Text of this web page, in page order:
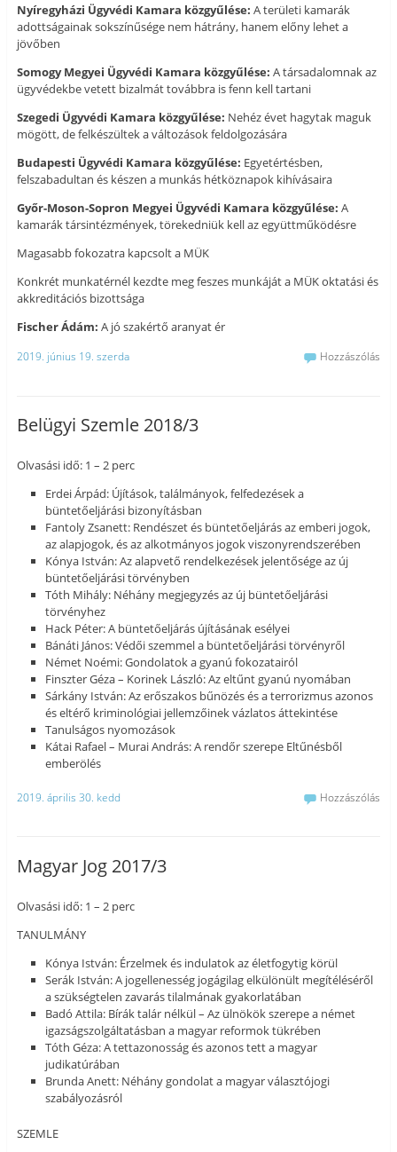
Nyíregyházi Ügyvédi Kamara közgyűlése: A területi kamarák
adottságainak sokszínűsége nem hátrány, hanem előny lehet a
jövőben
Somogy Megyei Ügyvédi Kamara közgyűlése: A társadalomnak az
ügyvédekbe vetett bizalmát továbbra is fenn kell tartani
Szegedi Ügyvédi Kamara közgyűlése: Nehéz évet hagytak maguk
mögött, de felkészültek a változások feldolgozására
Budapesti Ügyvédi Kamara közgyűlése: Egyetértésben,
felszabadultan és készen a munkás hétköznapok kihívásaira
Győr-Moson-Sopron Megyei Ügyvédi Kamara közgyűlése: A
kamarák társintézmények, törekedniük kell az együttműködésre
Magasabb fokozatra kapcsolt a MÜK
Konkrét munkatérnél kezdte meg feszes munkáját a MÜK oktatási és
akkreditációs bizottsága
Fischer Ádám: A jó szakértő aranyat ér
2019. június 19. szerda Hozzászólás
Belügyi Szemle 2018/3
Olvasási idő: 1 – 2 perc
Erdei Árpád: Újítások, találmányok, felfedezések a
büntetőeljárási bizonyításban
Fantoly Zsanett: Rendészet és büntetőeljárás az emberi jogok,
az alapjogok, és az alkotmányos jogok viszonyrendszerében
Kónya István: Az alapvető rendelkezések jelentősége az új
büntetőeljárási törvényben
Tóth Mihály: Néhány megjegyzés az új büntetőeljárási
törvényhez
Hack Péter: A büntetőeljárás újításának esélyei
Bánáti János: Védői szemmel a büntetőeljárási törvényről
Német Noémi: Gondolatok a gyanú fokozatairól
Finszter Géza – Korinek László: Az eltűnt gyanú nyomában
Sárkány István: Az erőszakos bűnözés és a terrorizmus azonos
és eltérő kriminológiai jellemzőinek vázlatos áttekintése
Tanulságos nyomozások
Kátai Rafael – Murai András: A rendőr szerepe Eltűnésből
emberölés
2019. április 30. kedd Hozzászólás
Magyar Jog 2017/3
Olvasási idő: 1 – 2 perc
TANULMÁNY
Kónya István: Érzelmek és indulatok az életfogytig körül
Serák István: A jogellenesség jogágilag elkülönült megítéléséről
a szükségtelen zavarás tilalmának gyakorlatában
Badó Attila: Bírák talár nélkül – Az ülnökök szerepe a német
igazságszolgáltatásban a magyar reformok tükrében
Tóth Géza: A tettazonosság és azonos tett a magyar
judikatúrában
Brunda Anett: Néhány gondolat a magyar választójogi
szabályozásról
SZEMLE